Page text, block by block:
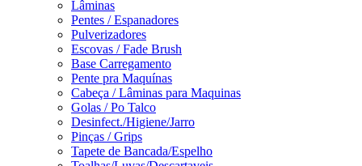
Lâminas
Pentes / Espanadores
Pulverizadores
Escovas / Fade Brush
Base Carregamento
Pente pra Maquínas
Cabeça / Lâminas para Maquinas
Golas / Po Talco
Desinfect./Higiene/Jarro
Pinças / Grips
Tapete de Bancada/Espelho